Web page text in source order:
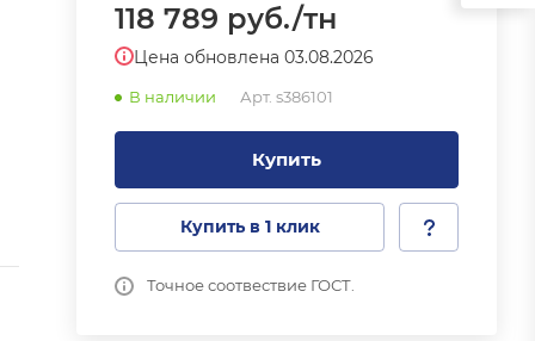
118 789 руб./тн
Цена обновлена 03.08.2026
В наличии Арт. s386101
Купить
Купить в 1 клик
Точное соотвествие ГОСТ.